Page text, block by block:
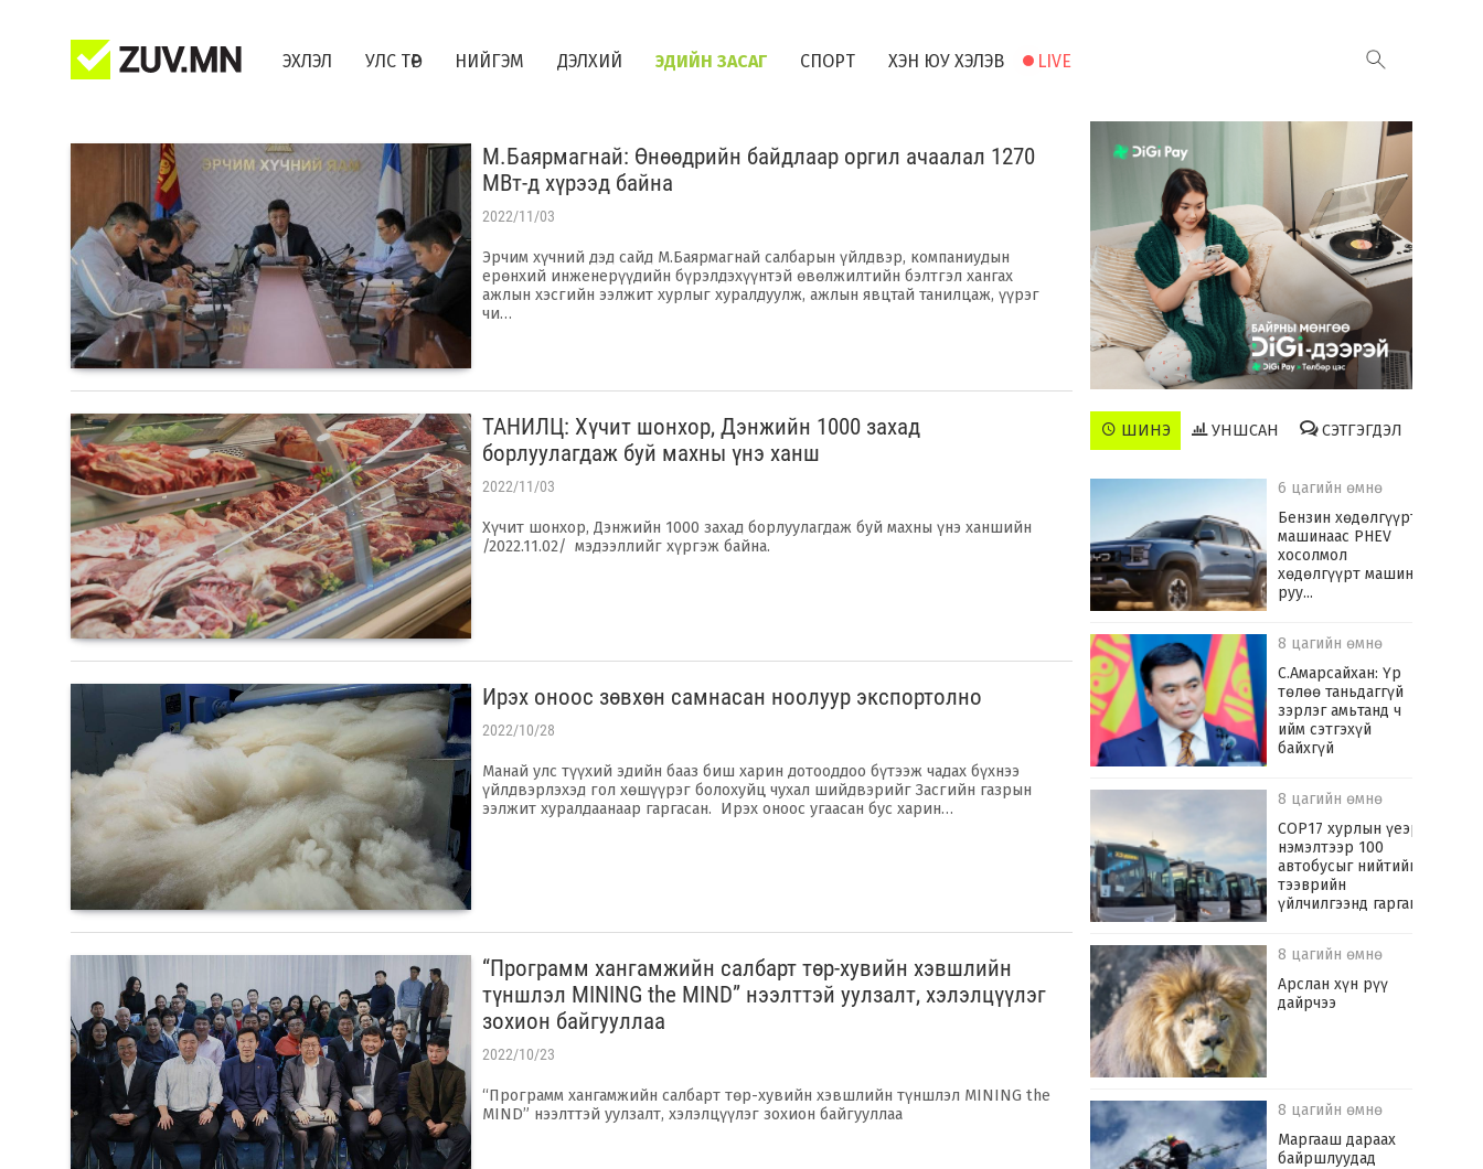
ЭХЛЭЛ УЛС ТӨР НИЙГЭМ ДЭЛХИЙ ЭДИЙН ЗАСАГ СПОРТ ХЭН ЮУ ХЭЛЭВ LIVE
М.Баярмагнай: Өнөөдрийн байдлаар оргил ачаалал 1270
МВт-д хүрээд байна
2022/11/03
Эрчим хүчний дэд сайд М.Баярмагнай салбарын үйлдвэр, компаниудын
ерөнхий инженерүүдийн бүрэлдэхүүнтэй өвөлжилтийн бэлтгэл хангах
ажлын хэсгийн ээлжит хурлыг хуралдуулж, ажлын явцтай танилцаж, үүрэг
чи…
ТАНИЛЦ: Хүчит шонхор, Дэнжийн 1000 захад
борлуулагдаж буй махны үнэ ханш
2022/11/03
Хүчит шонхор, Дэнжийн 1000 захад борлуулагдаж буй махны үнэ ханшийн
/2022.11.02/ мэдээллийг хүргэж байна.
Ирэх оноос зөвхөн самнасан ноолуур экспортолно
2022/10/28
Манай улс түүхий эдийн бааз биш харин дотооддоо бүтээж чадах бүхнээ
үйлдвэрлэхэд гол хөшүүрэг болохуйц чухал шийдвэрийг Засгийн газрын
ээлжит хуралдаанаар гаргасан. Ирэх оноос угаасан бус харин…
“Программ хангамжийн салбарт төр-хувийн хэвшлийн
түншлэл MINING the MIND” нээлттэй уулзалт, хэлэлцүүлэг
зохион байгууллаа
2022/10/23
“Программ хангамжийн салбарт төр-хувийн хэвшлийн түншлэл MINING the
MIND” нээлттэй уулзалт, хэлэлцүүлэг зохион байгууллаа
ШИНЭ УНШСАН СЭТГЭГДЭЛ
6 цагийн өмнө
​Бензин хөдөлгүүрт
машинаас PHEV
хосолмол
хөдөлгүүрт машин
руу...
8 цагийн өмнө
С.Амарсайхан: Үр
төлөө таньдаггүй
зэрлэг амьтанд ч
ийм сэтгэхүй
байхгүй
8 цагийн өмнө
COP17 хурлын үеэр
нэмэлтээр 100
автобусыг нийтийн
тээврийн
үйлчилгээнд гаргана
8 цагийн өмнө
Арслан хүн рүү
дайрчээ
8 цагийн өмнө
Маргааш дараах
байршлуудад